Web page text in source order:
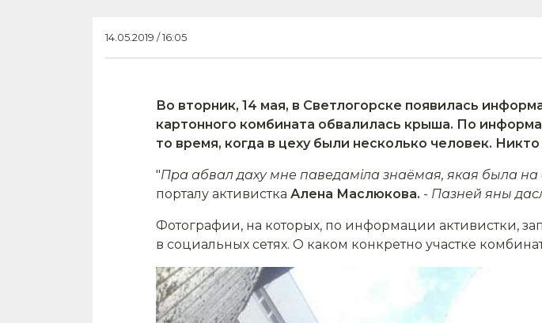
14.05.2019 / 16:05
Во вторник, 14 мая, в Светлогорске появилась
картонного комбината обвалилась крыша. По
то время, когда в цеху были несколько человек.
"Пра абвал даху мне паведаміла знаёмая, якая была на
порталу активистка Алена Маслюкова. - Пазней яны
Фотографии, на которых, по информации активистки,
в социальных сетях. О каком конкретно участке